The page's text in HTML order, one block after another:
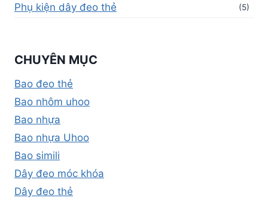
Phụ kiện dây đeo thẻ (5)
CHUYÊN MỤC
Bao đeo thẻ
Bao nhôm uhoo
Bao nhựa
Bao nhựa Uhoo
Bao simili
Dây đeo móc khóa
Dây đeo thẻ